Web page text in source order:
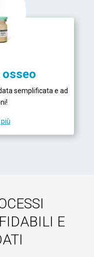
osseo
semplificata e ad
E